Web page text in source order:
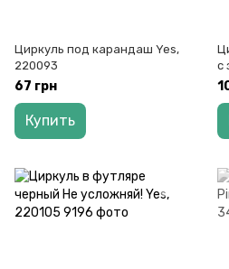
Циркуль под карандаш Yes,
220093
67 грн
Купить
с